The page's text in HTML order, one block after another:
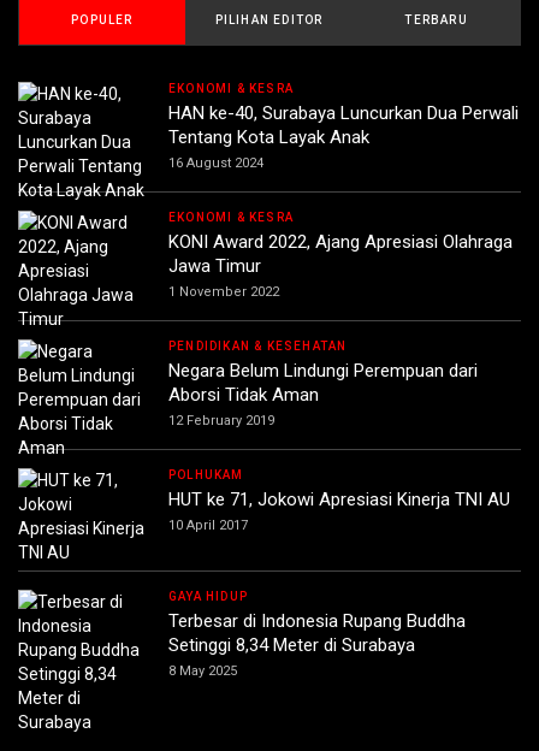
POPULER PILIHAN EDITOR TERBARU
EKONOMI & KESRA
HAN ke-40, Surabaya Luncurkan Dua Perwali
Tentang Kota Layak Anak
16 August 2024
EKONOMI & KESRA
KONI Award 2022, Ajang Apresiasi Olahraga
Jawa Timur
1 November 2022
PENDIDIKAN & KESEHATAN
Negara Belum Lindungi Perempuan dari
Aborsi Tidak Aman
12 February 2019
POLHUKAM
HUT ke 71, Jokowi Apresiasi Kinerja TNI AU
10 April 2017
GAYA HIDUP
Terbesar di Indonesia Rupang Buddha
Setinggi 8,34 Meter di Surabaya
8 May 2025